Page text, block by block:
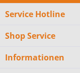
Service Hotline
Shop Service
Informationen